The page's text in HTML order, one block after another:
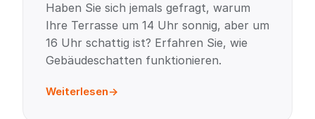
Haben Sie sich jemals gefragt, warum
Ihre Terrasse um 14 Uhr sonnig, aber um
16 Uhr schattig ist? Erfahren Sie, wie
Gebäudeschatten funktionieren.
Weiterlesen